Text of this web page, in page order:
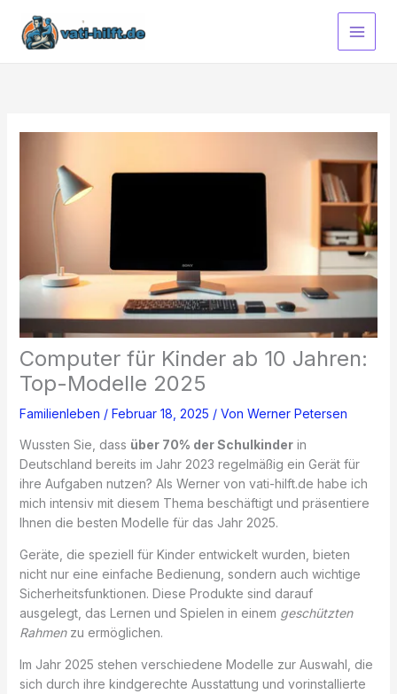
Inhalt
springen
Computer für Kinder ab 10 Jahren:
Top-Modelle 2025
Familienleben / Februar 18, 2025 / Von Werner Petersen
Wussten Sie, dass über 70% der Schulkinderin
Deutschland bereits im Jahr 2023 regelmäßig ein Gerät für
ihre Aufgaben nutzen? Als Werner von vati-hilft.de habe ich
mich intensiv mit diesem Thema beschäftigt und präsentiere
Ihnen die besten Modelle für das Jahr 2025.
Geräte, die speziell für Kinder entwickelt wurden, bieten
nicht nur eine einfache Bedienung, sondern auch wichtige
Sicherheitsfunktionen. Diese Produkte sind darauf
ausgelegt, das Lernen und Spielen in einem geschützten
Rahmenzu ermöglichen.
Im Jahr 2025 stehen verschiedene Modelle zur Auswahl, die
sich durch ihre kindgerechte Ausstattung und vorinstallierte